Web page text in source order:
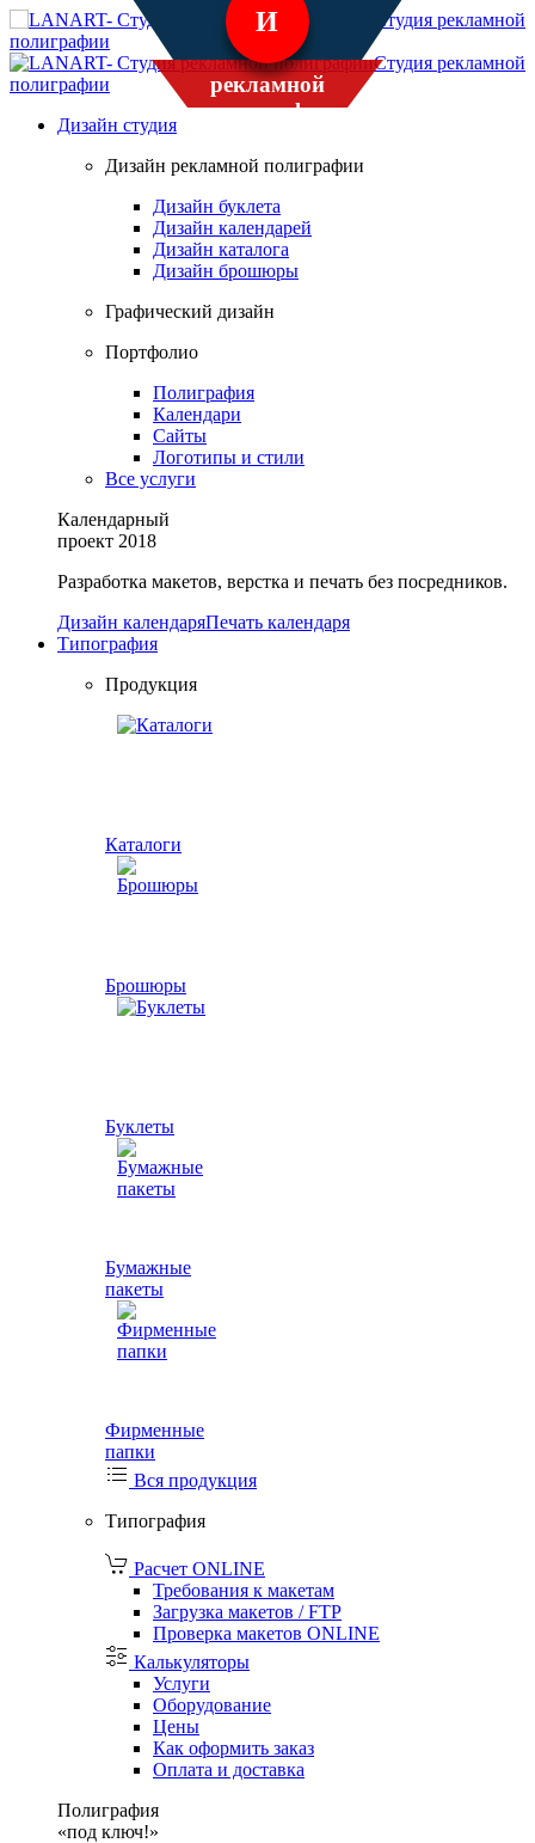
Студия рекламной
полиграфии
Студия рекламной
полиграфии
Дизайн студия
Дизайн рекламной полиграфии
Дизайн буклета
Дизайн календарей
Дизайн каталога
Дизайн брошюры
Графический дизайн
Портфолио
Полиграфия
Календари
Сайты
Логотипы и стили
Все услуги
Календарный
проект 2018
Разработка макетов, верстка и печать без посредников.
Дизайн календаряПечать календаря
Типография
Продукция
Каталоги
Брошюры
Буклеты
Бумажные
пакеты
Фирменные
папки
Вся продукция
Типография
Расчет ONLINE
Требования к макетам
Загрузка макетов / FTP
Проверка макетов ONLINE
Калькуляторы
Услуги
Оборудование
Цены
Как оформить заказ
Оплата и доставка
Полиграфия
«под ключ!»